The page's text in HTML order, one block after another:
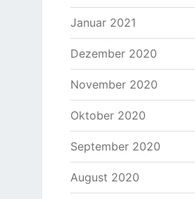
Januar 2021
Dezember 2020
November 2020
Oktober 2020
September 2020
August 2020